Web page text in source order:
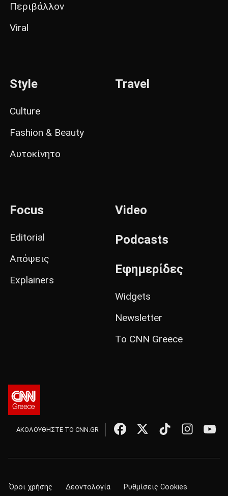
Περιβάλλον
Viral
Style
Culture
Fashion & Beauty
Αυτοκίνητο
Travel
Focus
Editorial
Απόψεις
Explainers
Video
Podcasts
Εφημερίδες
Widgets
Newsletter
Το CNN Greece
ΑΚΟΛΟΥΘΗΣΤΕ ΤΟ CNN.GR
Όροι χρήσης Δεοντολογία Ρυθμίσεις Cookies